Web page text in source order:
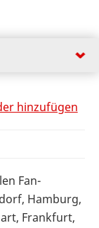
hinzufügen
Fan-
Hamburg,
Frankfurt,